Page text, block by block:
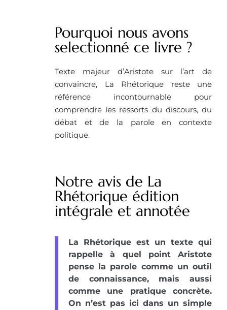
Pourquoi nous avons
selectionné ce livre ?
Texte majeur d’Aristote sur l’art de
convaincre, La Rhétorique reste une
référence incontournable pour
comprendre les ressorts du discours, du
débat et de la parole en contexte
politique.
Notre avis de La
Rhétorique édition
intégrale et annotée
La Rhétorique est un texte qui
rappelle à quel point Aristote
pense la parole comme un outil
de connaissance, mais aussi
comme une pratique concrète.
On n’est pas ici dans un simple